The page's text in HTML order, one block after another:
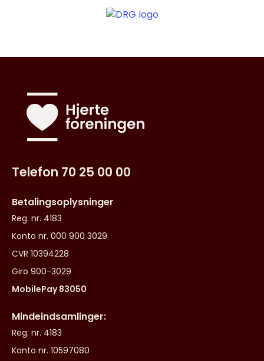
Telefon 70 25 00 00
Betalingsoplysninger
Reg. nr. 4183
Konto nr. 000 900 3029
CVR 10394228
Giro 900-3029
MobilePay 83050
Mindeindsamlinger:
Reg. nr. 4183
Konto nr. 10597080